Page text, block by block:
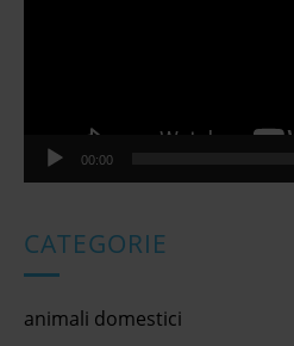
00:00
CATEGORIE
animali domestici